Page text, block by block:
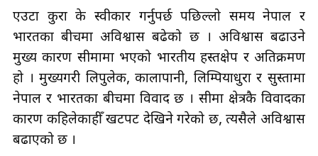
एउटा कुरा के स्वीकार गर्नुपर्छ पछिल्लो समय नेपाल र
भारतका बीचमा अविश्वास बढेको छ । अविश्वास बढाउने
मुख्य कारण सीमामा भएको भारतीय हस्तक्षेप र अतिक्रमण
हो । मुख्यगरी लिपुलेक, कालापानी, लिम्पियाधुरा र सुस्तामा
नेपाल र भारतका बीचमा विवाद छ । सीमा क्षेत्रकै विवादका
कारण कहिलेकाहीँ खटपट देखिने गरेको छ, त्यसैले अविश्वास
बढाएको छ ।